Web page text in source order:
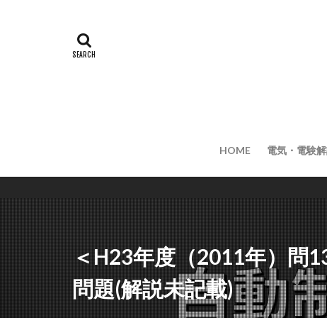
HOME 電気・電験
＜H23年度（2011年）
問題(解説未記載)